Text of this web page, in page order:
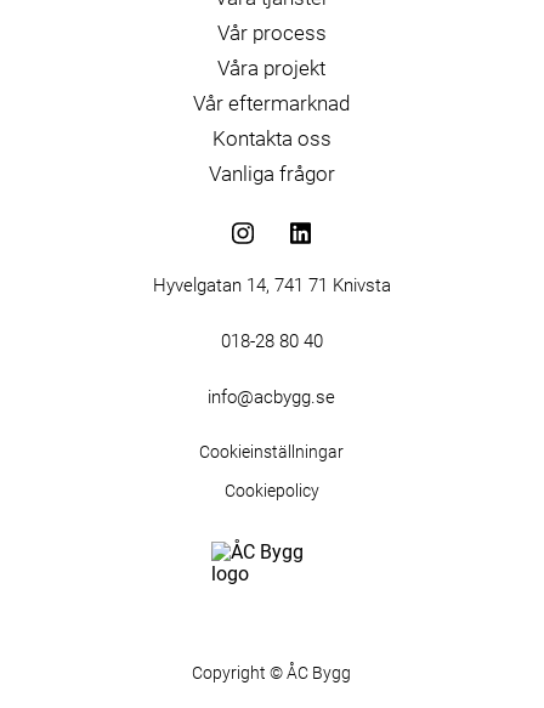
Vår process
Våra projekt
Vår eftermarknad
Kontakta oss
Vanliga frågor
Hyvelgatan 14, 741 71 Knivsta
018-28 80 40
info@acbygg.se
Copyright © ÅC Bygg
Cookieinställningar
Cookiepolicy